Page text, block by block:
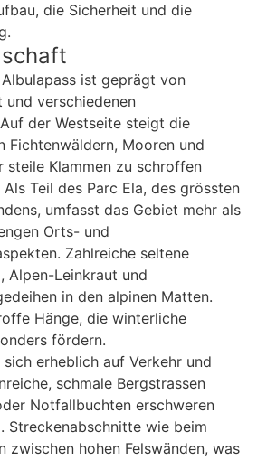
die Sicherheit und die
ist geprägt von
verschiedenen
der Westseite steigt die
Fichtenwäldern, Mooren und
steile Klammen zu schroffen
Teil des Parc Ela, des grössten
umfasst das Gebiet mehr als
Orts- und
Zahlreiche seltene
Alpen-Leinkraut und
in den alpinen Matten.
Hänge, die winterliche
fördern.
erheblich auf Verkehr und
schmale Bergstrassen
Notfallbuchten erschweren
Streckenabschnitte wie beim
zwischen hohen Felswänden, was